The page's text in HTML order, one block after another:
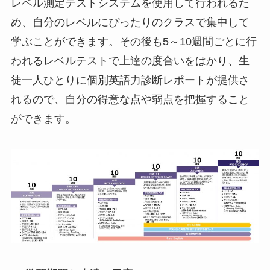
レベル測定テストシステムを使用して行われるた
め、自分のレベルにぴったりのクラスで集中して
学ぶことができます。その後も5～10週間ごとに行
われるレベルテストで上達の度合いをはかり、生
徒一人ひとりに個別英語力診断レポートが提供さ
れるので、自分の得意な点や弱点を把握すること
ができます。